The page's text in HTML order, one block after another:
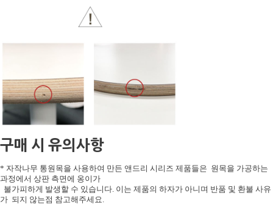
구매 시 유의사항
* 자작나무 통원목을 사용하여 만든 앤드리 시리즈 제품들은 원목을 가공하는
과정에서 상판 측면에 옹이가
불가피하게 발생할 수 있습니다. 이는 제품의 하자가 아니며 반품 및 환불 사유
가 되지 않는점 참고해주세요.